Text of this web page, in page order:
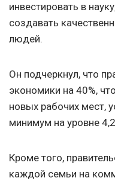
инвестировать в
создавать
людей.
Он подчеркнул, что
экономики на 40%,
новых рабочих мест,
минимум на уровне
Кроме того,
каждой семьи на